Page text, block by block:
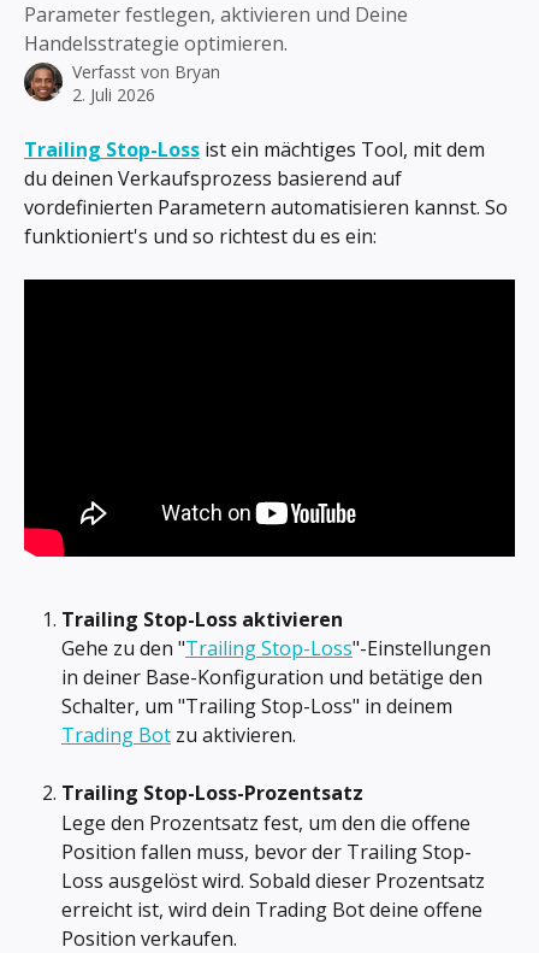
Parameter festlegen, aktivieren und Deine
Handelsstrategie optimieren.
Verfasst von Bryan
2. Juli 2026
Trailing Stop-Loss ist ein mächtiges Tool, mit dem
du deinen Verkaufsprozess basierend auf
vordefinierten Parametern automatisieren kannst. So
funktioniert's und so richtest du es ein:
Trailing Stop-Loss aktivieren
Gehe zu den "Trailing Stop-Loss"-Einstellungen
in deiner Base-Konfiguration und betätige den
Schalter, um "Trailing Stop-Loss" in deinem
Trading Bot zu aktivieren.
Trailing Stop-Loss-Prozentsatz
Lege den Prozentsatz fest, um den die offene
Position fallen muss, bevor der Trailing Stop-
Loss ausgelöst wird. Sobald dieser Prozentsatz
erreicht ist, wird dein Trading Bot deine offene
Position verkaufen.